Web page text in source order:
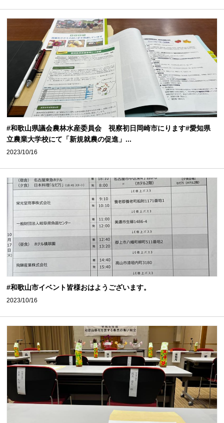
#和歌山県議会農林水産委員会 視察初日岡崎市にります#愛知県
立農業大学校にて「新規就農の促進」...
2023/10/16
#和歌山市イベント皆様おはようございます。
2023/10/16